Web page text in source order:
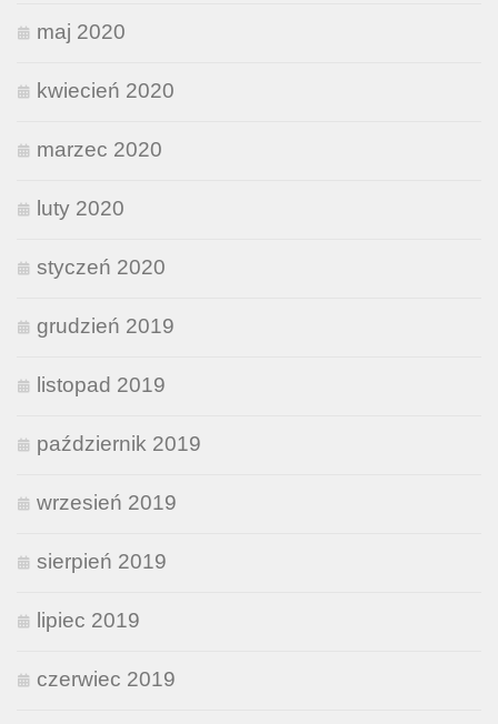
maj 2020
kwiecień 2020
marzec 2020
luty 2020
styczeń 2020
grudzień 2019
listopad 2019
październik 2019
wrzesień 2019
sierpień 2019
lipiec 2019
czerwiec 2019